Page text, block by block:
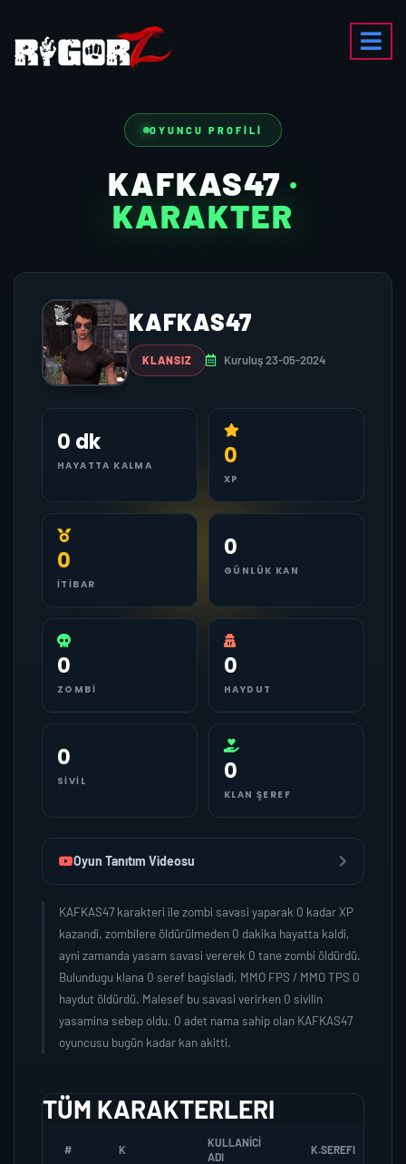
OYUNCU PROFILI
KAFKAS47 ·
KARAKTER
KAFKAS47
KLANSIZ Kuruluş 23-05-2024
0 dk
HAYATTA KALMA 0
XP
0
İTIBAR
0
GÜNLÜK KAN
0
ZOMBI
0
HAYDUT
0
SIVIL 0
KLAN ŞEREF
Oyun Tanıtım Videosu
KAFKAS47 karakteri ile zombi savasi yaparak 0 kadar XP
kazandi, zombilere öldürülmeden 0 dakika hayatta kaldi,
ayni zamanda yasam savasi vererek 0 tane zombi öldürdü.
Bulundugu klana 0 seref bagisladi, MMO FPS / MMO TPS 0
haydut öldürdü. Malesef bu savasi verirken 0 sivilin
yasamina sebep oldu. 0 adet nama sahip olan KAFKAS47
oyuncusu bugün kadar kan akitti.
TÜM KARAKTERLERI
# K
KULLANICI
ADI
K.SEREFI